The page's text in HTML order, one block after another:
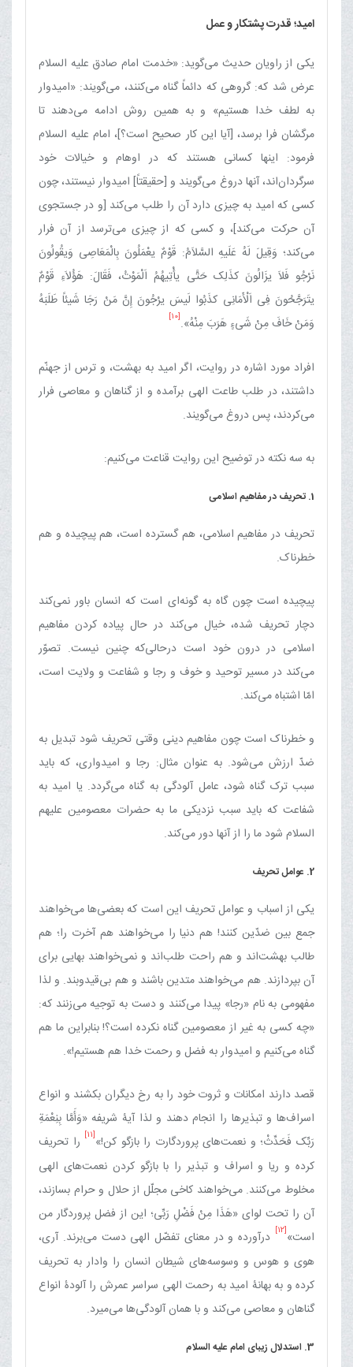
امید؛ قدرت پشتکار و عمل
یکی از راویان حدیث می‌گوید: «خدمت امام صادق علیه السلام
عرض شد که: گروهی که دائماً گناه می‌کنند، می‌گویند: «امیدوار
به لطف خدا هستیم» و به همین روش ادامه می‌دهند تا
مرگشان فرا برسد، [آیا این کار صحیح است؟]، امام علیه السلام
فرمود: اینها کسانی هستند که در اوهام و خیالات خود
سرگردان‌اند، آنها دروغ می‌گویند و [حقیقتاً] امیدوار نیستند، چون
کسی که امید به چیزی دارد آن را طلب می‌کند [و در جستجوی
آن حرکت می‌کند]، و کسی که از چیزی می‌ترسد از آن فرار
می‌کند؛ وَقِیلَ لَهُ عَلَیهِ السَّلاَمُ: قَوْمٌ یعْمَلُونَ بِالْمَعَاصِی وَیقُولُونَ
نَرْجُو فَلاَ یزَالُونَ کذَلِک حَتَّی یأْتِیهُمُ اَلْمَوْتُ، فَقَالَ: هَؤُلاَءِ قَوْمٌ
یتَرَجَّحُونَ فِی اَلْأَمَانِی کذَبُوا لَیسَ یرْجُونَ إِنَّ مَنْ رَجَا شَیئاً طَلَبَهُ
وَمَنْ خَافَ مِنْ شَیءٍ هَرَبَ مِنْهُ».[10]
افراد مورد اشاره در روایت، اگر امید به بهشت، و ترس از جهنّم
داشتند، در طلب طاعت الهی برآمده و از گناهان و معاصی فرار
می‌کردند، پس دروغ می‌گویند.
به سه نکته در توضیح این روایت قناعت می‌کنیم:
1. تحریف در مفاهیم اسلامی
تحریف در مفاهیم اسلامی، هم گسترده است، هم پیچیده و هم
خطرناک.
پیچیده است چون گاه به گونه‌ای است که انسان باور نمی‌کند
دچار تحریف شده، خیال می‌کند در حال پیاده کردن مفاهیم
اسلامی در درون خود است درحالی‌که چنین نیست. تصوّر
می‌کند در مسیر توحید و خوف و رجا و شفاعت و ولایت است،
امّا اشتباه می‌کند.
و خطرناک است چون مفاهیم دینی وقتی تحریف شود تبدیل به
ضدّ ارزش می‌شود. به عنوان مثال: رجا و امیدواری، که باید
سبب ترک گناه شود، عامل آلودگی به گناه می‌گردد. یا امید به
شفاعت که باید سبب نزدیکی ما به حضرات معصومین علیهم
السلام شود ما را از آنها دور می‌کند.
2. عوامل تحریف
یکی از اسباب و عوامل تحریف این است که بعضی‌ها می‌خواهند
جمع بین ضدّین کنند! هم دنیا را می‌خواهند هم آخرت را؛ هم
طالب بهشت‌اند و هم راحت طلب‌اند و نمی‌خواهند بهایی برای
آن بپردازند. هم می‌خواهند متدین باشند و هم بی‌قیدوبند. و لذا
مفهومی به نام «رجا» پیدا می‌کنند و دست به توجیه می‌زنند که:
«چه کسی به غیر از معصومین گناه نکرده است؟! بنابراین ما هم
گناه می‌کنیم و امیدوار به فضل و رحمت خدا هم هستیم!».
قصد دارند امکانات و ثروت خود را به رخ دیگران بکشند و انواع
اسراف‌ها و تبذیرها را انجام دهند و لذا آیۀ شریفه «وَأَمَّا بِنِعْمَةِ
رَبِّک فَحَدِّثْ؛ و نعمت‌های پروردگارت را بازگو کن!»[11] را تحریف
کرده و ریا و اسراف و تبذیر را با بازگو کردن نعمت‌های الهی
مخلوط می‌کنند. می‌خواهند کاخی مجلّل از حلال و حرام بسازند،
آن را تحت لوای «هَذَا مِنْ فَضْلِ رَبِّی؛ این از فضل پروردگار من
است»[12] درآورده و در معنای تفضّل الهی دست می‌برند. آری،
هوی و هوس و وسوسه‌های شیطان انسان را وادار به تحریف
کرده و به بهانۀ امید به رحمت الهی سراسر عمرش را آلودۀ انواع
گناهان و معاصی می‌کند و با همان آلودگی‌ها می‌میرد.
3. استدلال زیبای امام علیه السلام